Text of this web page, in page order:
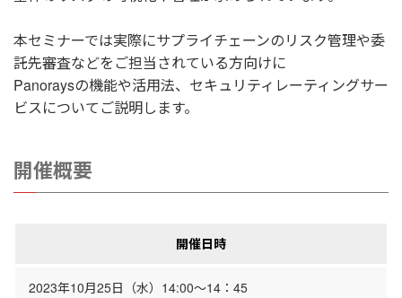
本セミナーでは実際にサプライチェーンのリスク管理や委
託先審査などをご担当されている方向けに
Panoraysの機能や活用法、セキュリティレーティングサー
ビスについてご説明します。
開催概要
開催日時
2023年10月25日（水）14:00～14：45